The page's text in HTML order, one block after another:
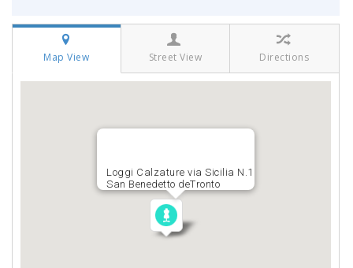
Map View Street View Directions
Loggi Calzature via Sicilia N.1
San Benedetto deTronto